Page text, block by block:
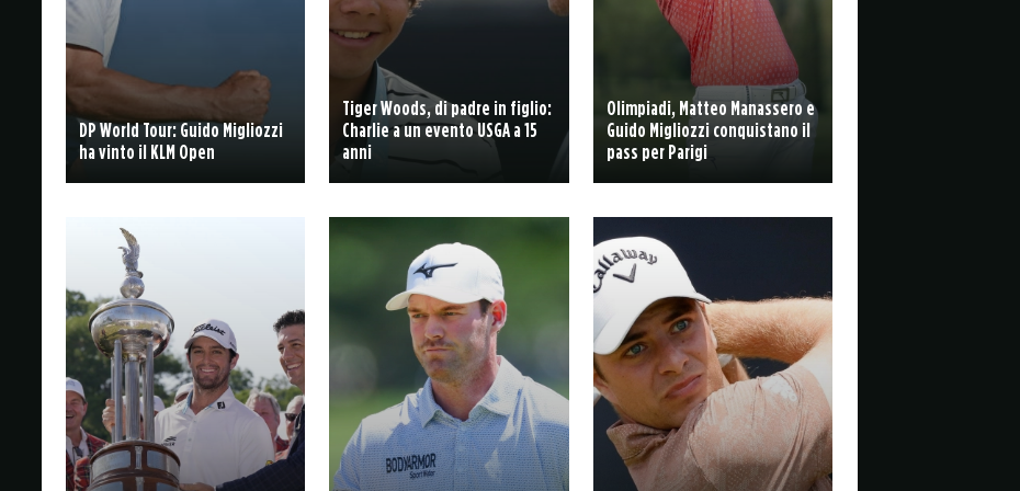
DP World Tour: Guido Migliozzi
ha vinto il KLM Open
Tiger Woods, di padre in figlio:
Charlie a un evento USGA a 15
anni
Olimpiadi, Matteo Manassero e
Guido Migliozzi conquistano il
pass per Parigi